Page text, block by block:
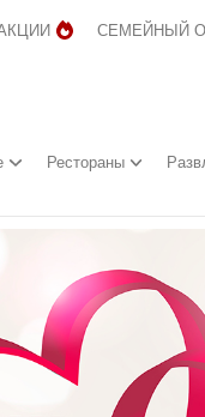
СЕМЕЙНЫЙ
Рестораны